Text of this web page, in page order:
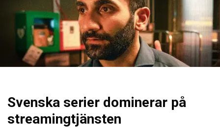
Svenska serier dominerar på
streamingtjänsten